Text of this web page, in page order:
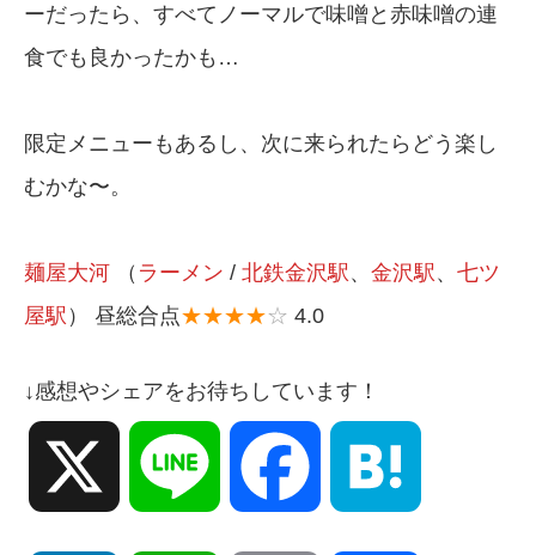
ーだったら、すべてノーマルで味噌と赤味噌の連
食でも良かったかも…
限定メニューもあるし、次に来られたらどう楽し
むかな〜。
麺屋大河 （ ラーメン / 北鉄金沢駅 、 金沢駅 、 七ツ
屋駅 ） 昼総合点★★★★☆ 4.0
↓感想やシェアをお待ちしています！
Line Facebook